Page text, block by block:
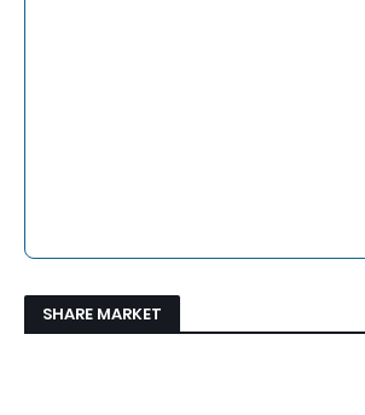
SHARE MARKET